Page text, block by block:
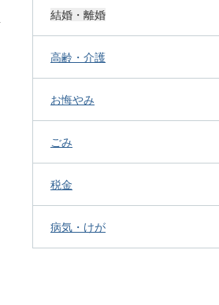
結婚・離婚
高齢・介護
お悔やみ
ごみ
税金
病気・けが